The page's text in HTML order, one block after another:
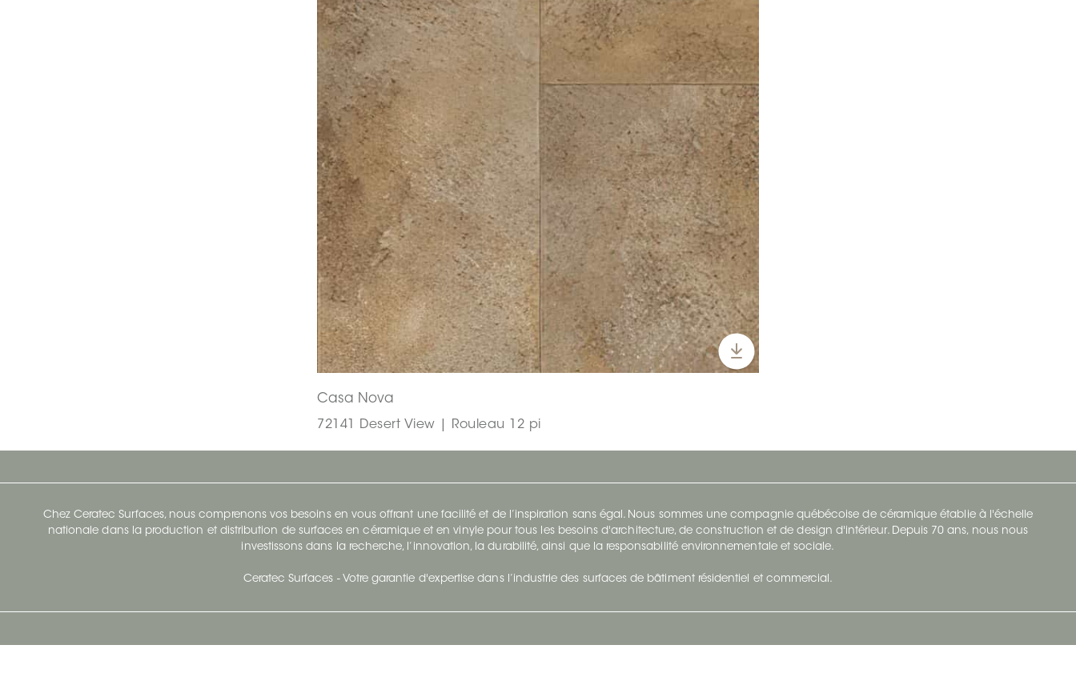
Casa Nova
72141 Desert View | Rouleau 12 pi
Chez Ceratec Surfaces, nous comprenons vos besoins en vous offrant une facilité et de l’inspiration sans égal. Nous sommes une compagnie québécoise de céramique établie à l'échelle
nationale dans la production et distribution de surfaces en céramique et en vinyle pour tous les besoins d'architecture, de construction et de design d'intérieur. Depuis 70 ans, nous nous
investissons dans la recherche, l’innovation, la durabilité, ainsi que la responsabilité environnementale et sociale.
Ceratec Surfaces - Votre garantie d'expertise dans l’industrie des surfaces de bâtiment résidentiel et commercial.